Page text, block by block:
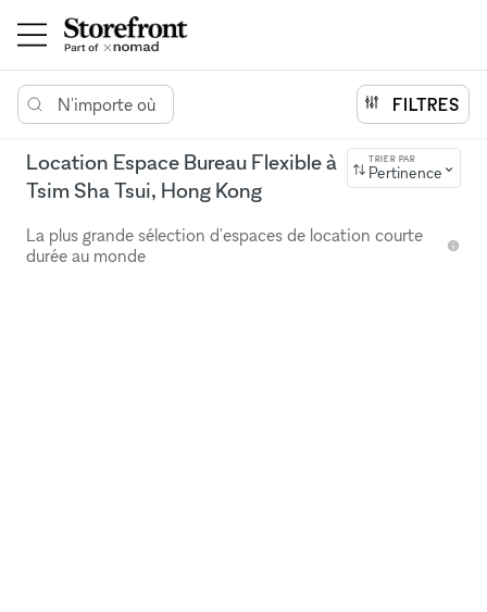
N'importe où FILTRES
Location Espace Bureau Flexible à
Tsim Sha Tsui, Hong Kong
TRIER PAR
Pertinence
La plus grande sélection d'espaces de location courte
durée au monde